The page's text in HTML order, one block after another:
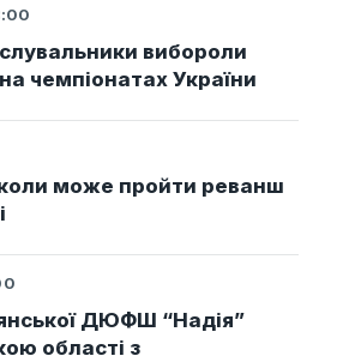
вибороли
чемпіонатах України
може пройти реванш
ДЮФШ “Надія”
області з